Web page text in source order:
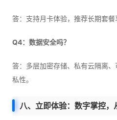
答：支持月卡体验，推荐长期套餐
Q4：数据安全吗？
答：多层加密存储、私有云隔离
私性。
八、立即体验：数字掌控，